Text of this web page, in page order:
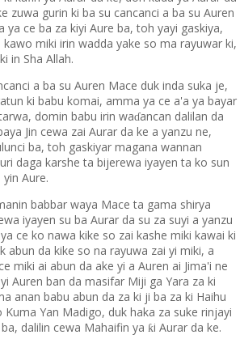
zuwa gurin ki ba su cancanci a ba su Auren
ce ba za kiyi Aure ba, toh yayi gaskiya,
miki irin wadda yake so ma rayuwar ki,
in Sha Allah.
a ba su Auren Mace duk inda suka je,
ki babu komai, amma ya ce a'a ya bayar
domin babu irin waɗancan dalilan da
Jin cewa zai Aurar da ke a yanzu ne,
ba, toh gaskiyar magana wannan
daga karshe ta bijerewa iyayen ta ko sun
Aure.
babbar waya Mace ta gama shirya
iyayen su ba Aurar da su za suyi a yanzu
ce ko nawa kike so zai kashe miki kawai ki
abun da kike so na rayuwa zai yi miki, a
miki ai abun da ake yi a Auren ai Jima'i ne
Auren ban da masifar Miji ga Yara za ki
anan babu abun da za ki ji ba za ki Haihu
Yan Madigo, duk haka za suke rinjayi
dalilin cewa Mahaifin ya ƙi Aurar da ke.